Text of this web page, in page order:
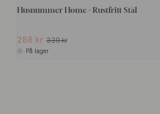
Husnummer Home - Rustfritt Stål
288 kr 339 kr
På lager